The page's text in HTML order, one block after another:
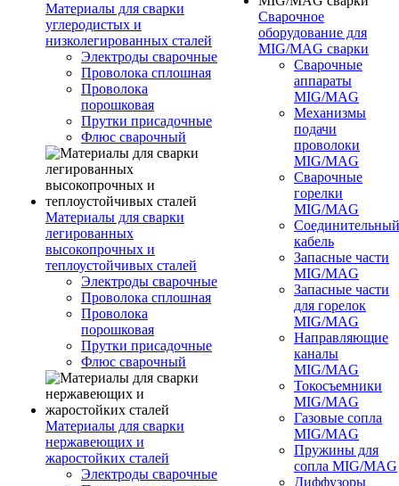
Материалы для сварки
углеродистых и
низколегированных сталей
Электроды сварочные
Проволока сплошная
Проволока
порошковая
Прутки присадочные
Флюс сварочный
Материалы для сварки
легированных
высокопрочных и
теплоустойчивых сталей
Электроды сварочные
Проволока сплошная
Проволока
порошковая
Прутки присадочные
Флюс сварочный
Материалы для сварки
нержавеющих и
жаростойких сталей
Электроды сварочные
Сварочное
оборудование для
MIG/MAG сварки
Сварочные
аппараты
MIG/MAG
Механизмы
подачи
проволоки
MIG/MAG
Сварочные
горелки
MIG/MAG
Соединительный
кабель
Запасные части
MIG/MAG
Запасные части
для горелок
MIG/MAG
Направляющие
каналы
MIG/MAG
Токосъемники
MIG/MAG
Газовые сопла
MIG/MAG
Пружины для
сопла MIG/MAG
Диффузоры